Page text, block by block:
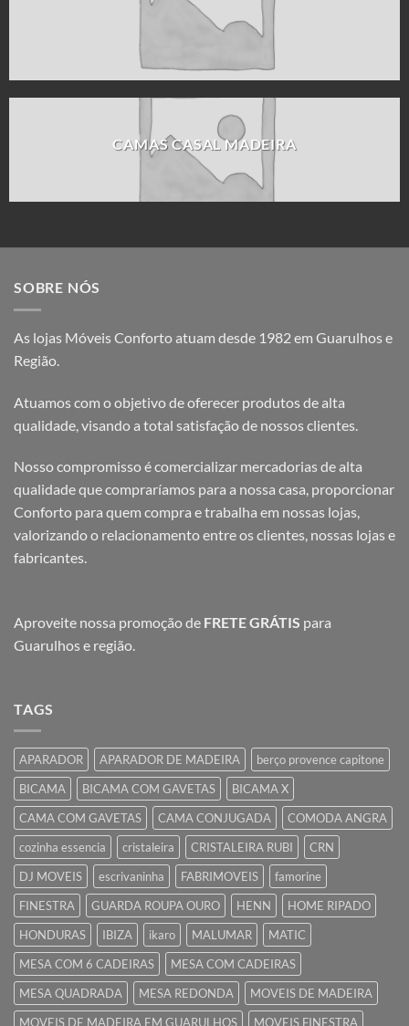
CAMAS CASAL MADEIRA
SOBRE NÓS
As lojas Móveis Conforto atuam desde 1982 em Guarulhos e
Região.
Atuamos com o objetivo de oferecer produtos de alta
qualidade, visando a total satisfação de nossos clientes.
Nosso compromisso é comercializar mercadorias de alta
qualidade que compraríamos para a nossa casa, proporcionar
Conforto para quem compra e trabalha em nossas lojas,
valorizando o relacionamento entre os clientes, nossas lojas e
fabricantes.
Aproveite nossa promoção de FRETE GRÁTIS para
Guarulhos e região.
TAGS
APARADOR APARADOR DE MADEIRA
berço provence capitone
BICAMA
BICAMA COM GAVETAS
BICAMA X
CAMA COM GAVETAS
CAMA CONJUGADA
COMODA ANGRA
cozinha essencia
cristaleira CRISTALEIRA RUBI
CRN
DJ MOVEIS
escrivaninha FABRIMOVEIS
famorine
FINESTRA
GUARDA ROUPA OURO HENN
HOME RIPADO
HONDURAS
IBIZA ikaro MALUMAR
MATIC
MESA COM 6 CADEIRAS
MESA COM CADEIRAS
MESA QUADRADA
MESA REDONDA
MOVEIS DE MADEIRA
MOVEIS DE MADEIRA EM GUARULHOS
MOVEIS FINESTRA